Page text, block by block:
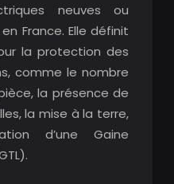
neuves ou
France. Elle définit
la protection des
comme le nombre
la présence de
la mise à la terre,
d’une Gaine